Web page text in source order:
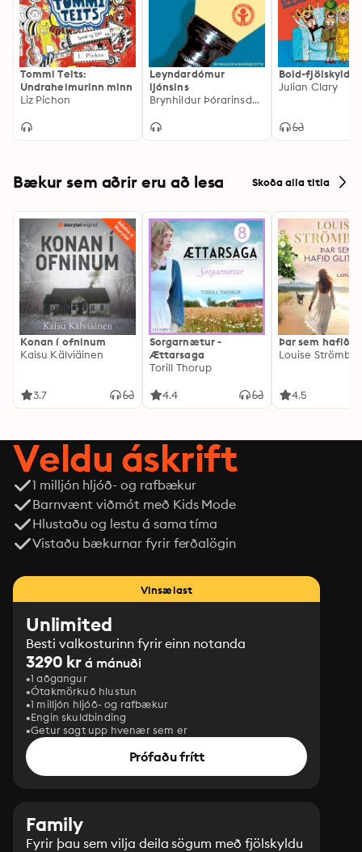
Tommi Teits:
Undraheimurinn minn
Liz Pichon
Leyndardómur
ljónsins
Brynhildur Þórarinsdóttir
Bold-
Julian Clary
Bækur sem aðrir eru að lesa Skoða alla titla
Konan í ofninum
Kaisu Kälviäinen
3.7
Sorgarnætur -
Ættarsaga
Torill Thorup
4.4
Þar sem hafið
Louise
4.5
Veldu áskrift
1 milljón hljóð- og rafbækur
Barnvænt viðmót með Kids Mode
Hlustaðu og lestu á sama tíma
Vistaðu bækurnar fyrir ferðalögin
Vinsælast
Unlimited
Besti valkosturinn fyrir einn notanda
3290 kr á mánuði
1 aðgangur
Ótakmörkuð hlustun
1 milljón hljóð- og rafbækur
Engin skuldbinding
Getur sagt upp hvenær sem er
Prófaðu frítt
Family
Fyrir þau sem vilja deila sögum með fjölskyldu